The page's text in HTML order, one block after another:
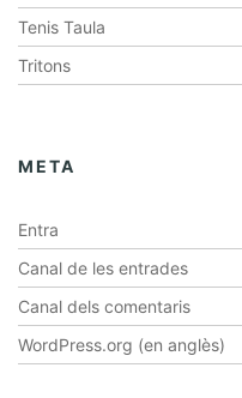
Tenis Taula
Tritons
META
Entra
Canal de les entrades
Canal dels comentaris
WordPress.org (en anglès)